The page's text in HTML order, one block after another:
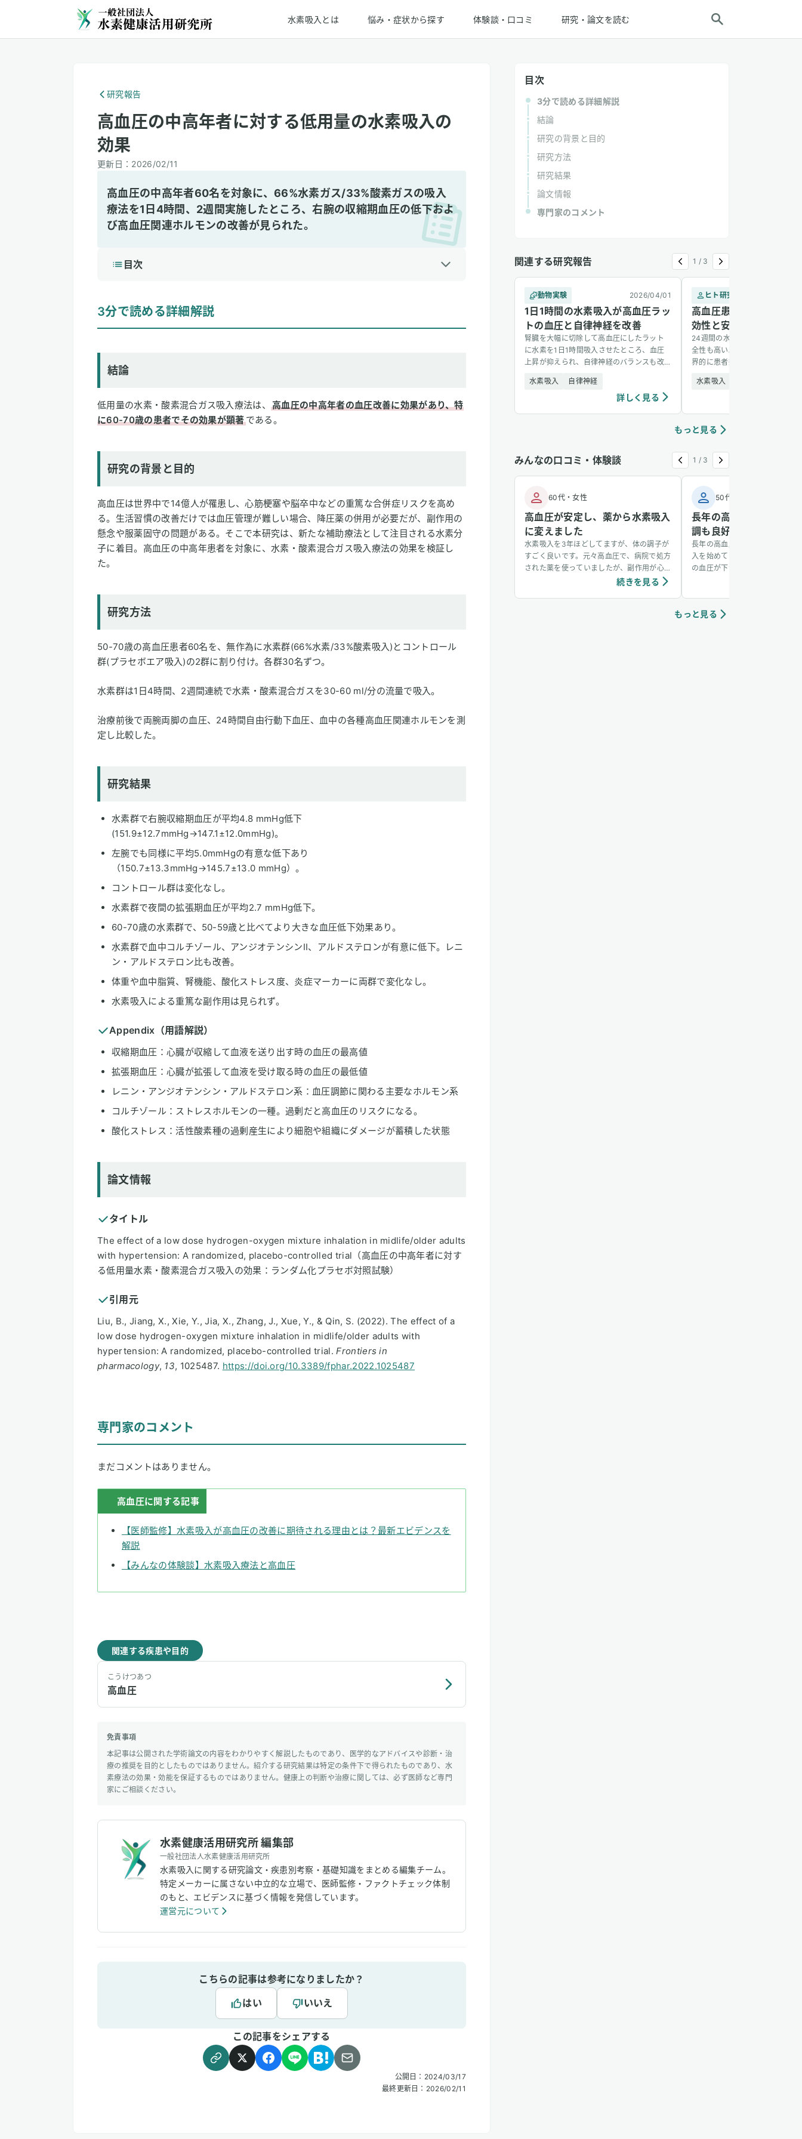
水素吸入とは 悩み・症状から探す 体験談・口コミ 研究・論文を読む
研究報告
高血圧の中高年者に対する低用量の水素吸入の
効果
更新日： 2026/02/11
高血圧の中高年者60名を対象に、66%水素ガス/33%酸素ガスの吸入
療法を1日4時間、2週間実施したところ、右腕の収縮期血圧の低下およ
び高血圧関連ホルモンの改善が見られた。
目次
結論
研究の背景と目的
2 専門家のコメント
3分で読める詳細解説
結論
低用量の水素・酸素混合ガス吸入療法は、高血圧の中高年者の血圧改善に効果があり、特
に60-70歳の患者でその効果が顕著である。
研究の背景と目的
高血圧は世界中で14億人が罹患し、心筋梗塞や脳卒中などの重篤な合併症リスクを高め
る。生活習慣の改善だけでは血圧管理が難しい場合、降圧薬の併用が必要だが、副作用の
懸念や服薬固守の問題がある。そこで本研究は、新たな補助療法として注目される水素分
子に着目。高血圧の中高年患者を対象に、水素・酸素混合ガス吸入療法の効果を検証し
た。
研究方法
50-70歳の高血圧患者60名を、無作為に水素群(66%水素/33%酸素吸入)とコントロール
群(プラセボエア吸入)の2群に割り付け。各群30名ずつ。
水素群は1日4時間、2週間連続で水素・酸素混合ガスを30-60 ml/分の流量で吸入。
治療前後で両腕両脚の血圧、24時間自由行動下血圧、血中の各種高血圧関連ホルモンを測
定し比較した。
研究結果
水素群で右腕収縮期血圧が平均4.8 mmHg低下
(151.9±12.7mmHg→147.1±12.0mmHg)。
左腕でも同様に平均5.0mmHgの有意な低下あり
（150.7±13.3mmHg→145.7±13.0 mmHg）。
コントロール群は変化なし。
水素群で夜間の拡張期血圧が平均2.7 mmHg低下。
60-70歳の水素群で、50-59歳と比べてより大きな血圧低下効果あり。
水素群で血中コルチゾール、アンジオテンシンII、アルドステロンが有意に低下。レニ
ン・アルドステロン比も改善。
体重や血中脂質、腎機能、酸化ストレス度、炎症マーカーに両群で変化なし。
水素吸入による重篤な副作用は見られず。
Appendix（用語解説）
収縮期血圧：心臓が収縮して血液を送り出す時の血圧の最高値
拡張期血圧：心臓が拡張して血液を受け取る時の血圧の最低値
レニン・アンジオテンシン・アルドステロン系：血圧調節に関わる主要なホルモン系
コルチゾール：ストレスホルモンの一種。過剰だと高血圧のリスクになる。
酸化ストレス：活性酸素種の過剰産生により細胞や組織にダメージが蓄積した状態
論文情報
タイトル
The effect of a low dose hydrogen-oxygen mixture inhalation in midlife/older adults
with hypertension: A randomized, placebo-controlled trial（高血圧の中高年者に対す
る低用量水素・酸素混合ガス吸入の効果：ランダム化プラセボ対照試験）
引用元
Liu, B., Jiang, X., Xie, Y., Jia, X., Zhang, J., Xue, Y., & Qin, S. (2022). The effect of a
low dose hydrogen-oxygen mixture inhalation in midlife/older adults with
hypertension: A randomized, placebo-controlled trial.Frontiers in
pharmacology, 13, 1025487. https://doi.org/10.3389/fphar.2022.1025487
専門家のコメント
まだコメントはありません。
高血圧に関する記事
【医師監修】水素吸入が高血圧の改善に期待される理由とは？最新エビデンスを
解説
【みんなの体験談】水素吸入療法と高血圧
関連する疾患や目的
こうけつあつ
高血圧
免責事項
本記事は公開された学術論文の内容をわかりやすく解説したものであり、医学的なアドバイスや診断・治
療の推奨を目的としたものではありません。紹介する研究結果は特定の条件下で得られたものであり、水
素療法の効果・効能を保証するものではありません。健康上の判断や治療に関しては、必ず医師など専門
家にご相談ください。
水素健康活用研究所 編集部
一般社団法人水素健康活用研究所
水素吸入に関する研究論文・疾患別考察・基礎知識をまとめる編集チーム。
特定メーカーに属さない中立的な立場で、医師監修・ファクトチェック体制
のもと、エビデンスに基づく情報を発信しています。
運営元について
こちらの記事は参考になりましたか？
はい
いいえ
この記事をシェアする
公開日： 2024/03/17
最終更新日： 2026/02/11
目次
3分で読める詳細解説
結論
研究の背景と目的
研究方法
研究結果
論文情報
専門家のコメント
関連する研究報告 1 / 3
動物実験 2026/04/01
1日1時間の水素吸入が高血圧ラッ
トの血圧と自律神経を改善
腎臓を大幅に切除して高血圧にしたラット
に水素を1日1時間吸入させたところ、血圧
上昇が抑えられ、自律神経のバランスも改
水素吸入
自律神経
詳しく見る
ヒト研究
高血圧患者における水素
効性と安全性
24週間の水素吸入が高血圧管理
全性も高い。 研究の背景と目的
界的に患者数が増加しており、
いないという報告がある。酸化
水素吸入
もっと見る
みんなの口コミ・体験談 1 / 3
60代・女性
高血圧が安定し、薬から水素吸入
に変えました
水素吸入を3年ほどしてますが、体の調子が
すごく良いです。元々高血圧で、病院で処方
された薬を使っていましたが、副作用が心
配なので水素吸入に変えてみました。その
続きを見る
50代
長年の高血圧が安定し、
調も良好になりました
長年の高血圧に悩まされていた
入を始めてから血圧が徐々に安
の血圧が下がり、日中の体調も
もっと見る